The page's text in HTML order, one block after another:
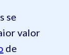
se
valor
de